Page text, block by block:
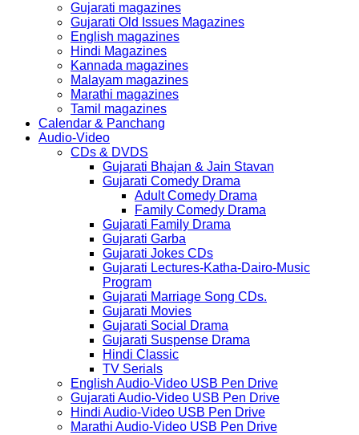
Gujarati magazines
Gujarati Old Issues Magazines
English magazines
Hindi Magazines
Kannada magazines
Malayam magazines
Marathi magazines
Tamil magazines
Calendar & Panchang
Audio-Video
CDs & DVDS
Gujarati Bhajan & Jain Stavan
Gujarati Comedy Drama
Adult Comedy Drama
Family Comedy Drama
Gujarati Family Drama
Gujarati Garba
Gujarati Jokes CDs
Gujarati Lectures-Katha-Dairo-Music
Program
Gujarati Marriage Song CDs.
Gujarati Movies
Gujarati Social Drama
Gujarati Suspense Drama
Hindi Classic
TV Serials
English Audio-Video USB Pen Drive
Gujarati Audio-Video USB Pen Drive
Hindi Audio-Video USB Pen Drive
Marathi Audio-Video USB Pen Drive